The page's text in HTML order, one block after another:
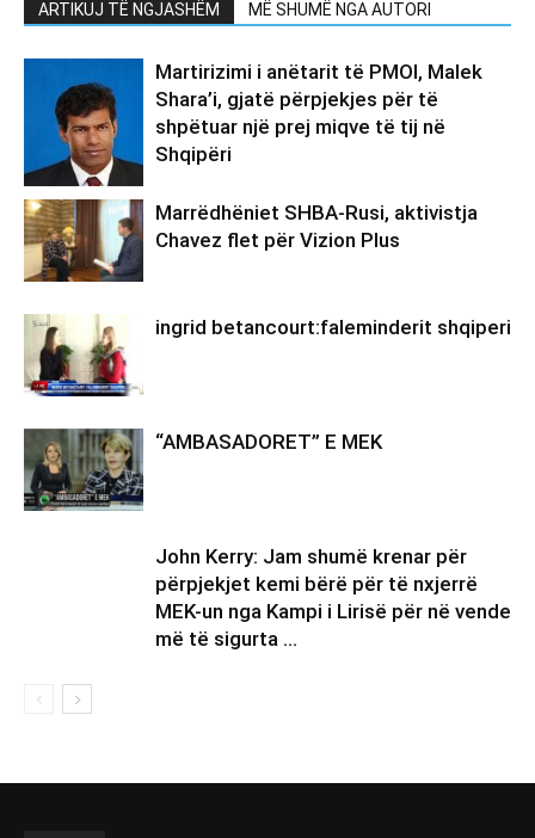
ARTIKUJ TË NGJASHËM MË SHUMË NGA AUTORI
Martirizimi i anëtarit të PMOI, Malek
Shara’i, gjatë përpjekjes për të
shpëtuar një prej miqve të tij në
Shqipëri
Marrëdhëniet SHBA-Rusi, aktivistja
Chavez flet për Vizion Plus
ingrid betancourt:faleminderit shqiperi
“AMBASADORET” E MEK
John Kerry: Jam shumë krenar për
përpjekjet kemi bërë për të nxjerrë
MEK-un nga Kampi i Lirisë për në vende
më të sigurta …